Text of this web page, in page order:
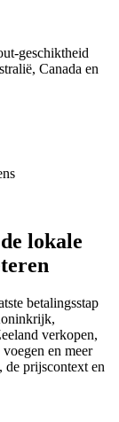
geschiktheid
Canada en
lokale
betalingsstap
verkopen,
en meer
de prijscontext en